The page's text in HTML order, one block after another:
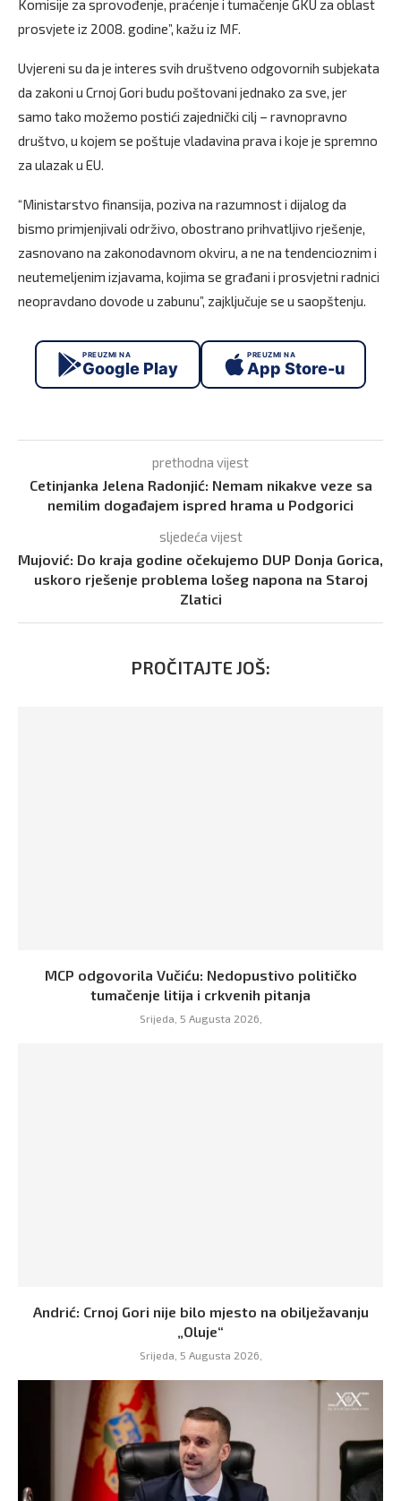
Komisije za sprovođenje, praćenje i tumačenje GKU za oblast
prosvjete iz 2008. godine”, kažu iz MF.
Uvjereni su da je interes svih društveno odgovornih subjekata
da zakoni u Crnoj Gori budu poštovani jednako za sve, jer
samo tako možemo postići zajednički cilj – ravnopravno
društvo, u kojem se poštuje vladavina prava i koje je spremno
za ulazak u EU.
“Ministarstvo finansija, poziva na razumnost i dijalog da
bismo primjenjivali održivo, obostrano prihvatljivo rješenje,
zasnovano na zakonodavnom okviru, a ne na tendencioznim i
neutemeljenim izjavama, kojima se građani i prosvjetni radnici
neopravdano dovode u zabunu”, zajključuje se u saopštenju.
PREUZMI NA
Google Play
PREUZMI NA
App Store-u
prethodna vijest
Cetinjanka Jelena Radonjić: Nemam nikakve veze sa
nemilim događajem ispred hrama u Podgorici
sljedeća vijest
Mujović: Do kraja godine očekujemo DUP Donja Gorica,
uskoro rješenje problema lošeg napona na Staroj
Zlatici
PROČITAJTE JOŠ:
MCP odgovorila Vučiću: Nedopustivo političko
tumačenje litija i crkvenih pitanja
Srijeda, 5 Augusta 2026,
Andrić: Crnoj Gori nije bilo mjesto na obilježavanju
„Oluje“
Srijeda, 5 Augusta 2026,